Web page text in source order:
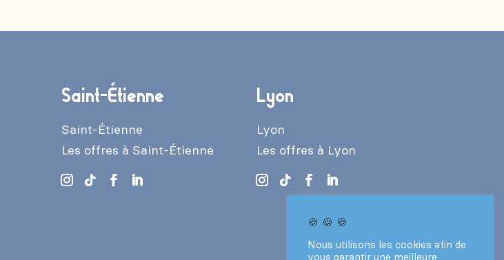
Saint-Étienne
Saint-Étienne
Les offres à Saint-Étienne
Lyon
Lyon
Les offres à Lyon
🍪 🍪 🍪
Nous utilisons les cookies afin de
vous garantir une meilleure